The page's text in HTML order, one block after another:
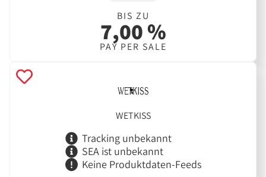
BIS ZU
7,00 %
PAY PER SALE
WETKISS
Tracking unbekannt
SEA ist unbekannt
Keine Produktdaten-Feeds